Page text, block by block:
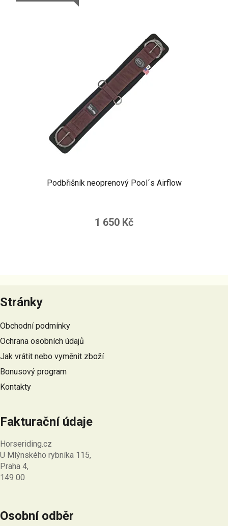
Podbřišník neoprenový Pool´s Airflow
1 650 Kč
á
p
a
í
Stránky
Obchodní podmínky
Ochrana osobních údajů
Jak vrátit nebo vyměnit zboží
Bonusový program
Kontakty
Fakturační údaje
Horseriding.cz
U Mlýnského rybníka 115,
Praha 4,
149 00
Osobní odběr